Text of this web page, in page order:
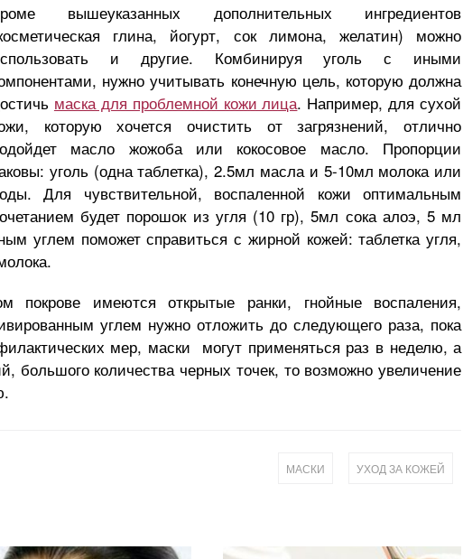
вышеуказанных дополнительных ингредиентов
глина, йогурт, сок лимона, желатин) можно
и другие. Комбинируя уголь с иными
нужно учитывать конечную цель, которую должна
маска для проблемной кожи лица. Например, для сухой
которую хочется очистить от загрязнений, отлично
масло жожоба или кокосовое масло. Пропорции
уголь (одна таблетка), 2.5мл масла и 5-10мл молока или
Для чувствительной, воспаленной кожи оптимальным
будет порошок из угля (10 гр), 5мл сока алоэ, 5 мл
углем поможет справиться с жирной кожей: таблетка угля,
имеются открытые ранки, гнойные воспаления,
углем нужно отложить до следующего раза, пока
мер, маски могут применяться раз в неделю, а
большого количества черных точек, то возможно увеличение
МАСКИ УХОД ЗА КОЖЕЙ